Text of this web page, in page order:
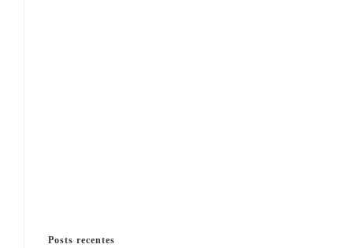
Posts recentes